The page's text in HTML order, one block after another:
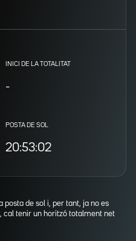
INICI DE LA TOTALITAT
-
POSTA DE SOL
20:53:02
posta de sol i, per tant, ja no es
cal tenir un horitzó totalment net